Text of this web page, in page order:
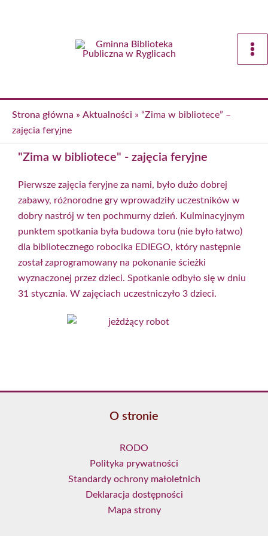
Strona główna » Aktualności » “Zima w bibliotece” –
zajęcia feryjne
"Zima w bibliotece" - zajęcia feryjne
Pierwsze zajęcia feryjne za nami, było dużo dobrej
zabawy, różnorodne gry wprowadziły uczestników w
dobry nastrój w ten pochmurny dzień. Kulminacyjnym
punktem spotkania była budowa toru (nie było łatwo)
dla bibliotecznego robocika EDIEGO, który następnie
został zaprogramowany na pokonanie ścieżki
wyznaczonej przez dzieci. Spotkanie odbyło się w dniu
31 stycznia. W zajęciach uczestniczyło 3 dzieci.
O stronie
RODO
Polityka prywatności
Standardy ochrony małoletnich
Deklaracja dostępności
Mapa strony